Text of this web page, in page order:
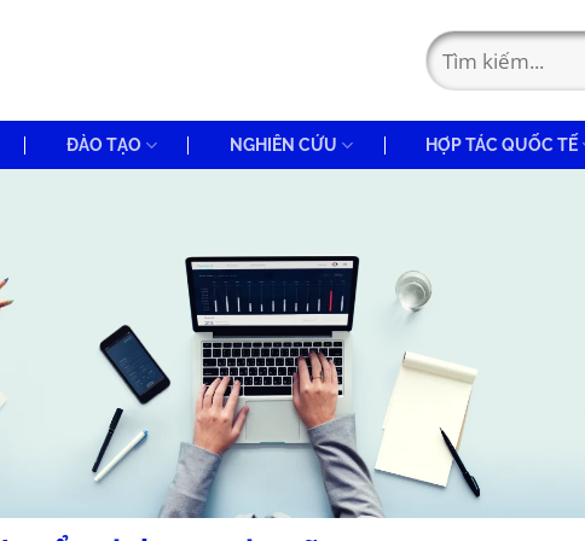
ĐÀO TẠO NGHIÊN CỨU HỢP TÁC QUỐC TẾ